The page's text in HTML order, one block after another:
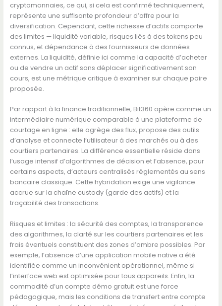
cryptomonnaies, ce qui, si cela est confirmé techniquement,
représente une suffisante profondeur d’offre pour la
diversification. Cependant, cette richesse d’actifs comporte
des limites — liquidité variable, risques liés à des tokens peu
connus, et dépendance à des fournisseurs de données
externes. La liquidité, définie ici comme la capacité d’acheter
ou de vendre un actif sans déplacer significativement son
cours, est une métrique critique à examiner sur chaque paire
proposée.
Par rapport à la finance traditionnelle, Bit360 opère comme un
intermédiaire numérique comparable à une plateforme de
courtage en ligne : elle agrège des flux, propose des outils
d’analyse et connecte l’utilisateur à des marchés ou à des
courtiers partenaires. La différence essentielle réside dans
l’usage intensif d’algorithmes de décision et l’absence, pour
certains aspects, d’acteurs centralisés réglementés au sens
bancaire classique. Cette hybridation exige une vigilance
accrue sur la chaîne custody (garde des actifs) et la
traçabilité des transactions.
Risques et limites : la sécurité des comptes, la transparence
des algorithmes, la clarté sur les courtiers partenaires et les
frais éventuels constituent des zones d’ombre possibles. Par
exemple, l’absence d’une application mobile native a été
identifiée comme un inconvénient opérationnel, même si
l’interface web est optimisée pour tous appareils. Enfin, la
commodité d’un compte démo gratuit est une force
pédagogique, mais les conditions de transfert entre compte